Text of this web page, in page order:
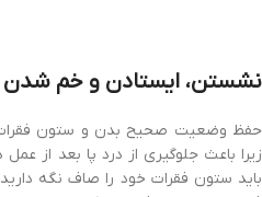
نشستن، ایستادن و خم شدن
حفظ وضعیت صحیح بدن و ستون فقرات
زیرا باعث جلوگیری از درد پا بعد از
باید ستون فقرات خود را صاف نگه